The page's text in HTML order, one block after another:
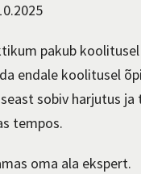
pakub
endale koolitusel
sobiv harjutus ja
tempos.
oma ala ekspert.